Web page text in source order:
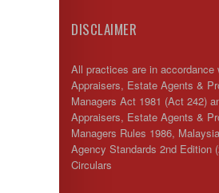
DISCLAIMER
All practices are in accordance
Appraisers, Estate Agents &
Managers Act 1981 (Act 242)
Appraisers, Estate Agents &
Managers Rules 1986,
Agency Standards 2nd Edition
Circulars